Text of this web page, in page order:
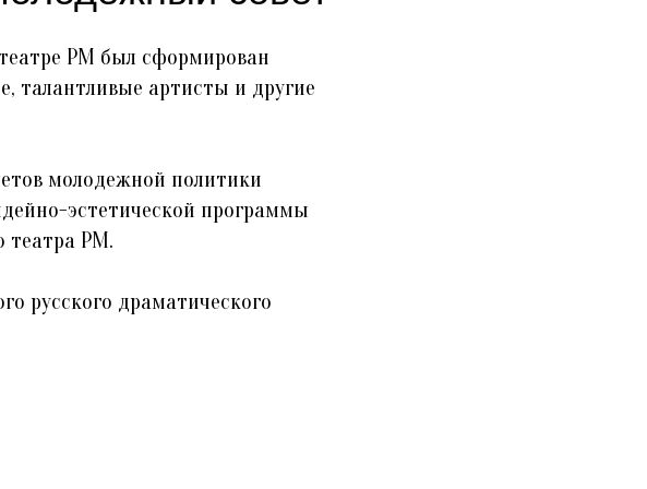
РМ был сформирован
талантливые артисты и другие
молодежной политики
эстетической программы
театра РМ.
русского драматического